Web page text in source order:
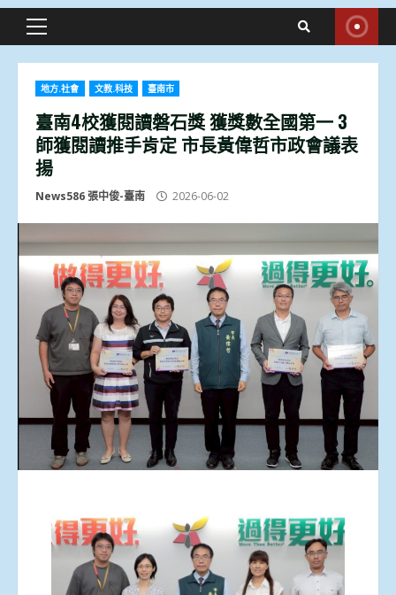
Primary
地方.社會 文教.科技 臺南市
臺南4校獲閱讀磐石獎 獲獎數全國第一 3
師獲閱讀推手肯定 市長黃偉哲市政會議表
揚
News586 張中俊-臺南 2026-06-02